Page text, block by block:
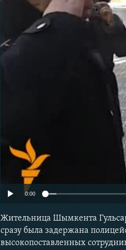
0:00
Жительница Шымкента
сразу была задержана
высокопоставленных